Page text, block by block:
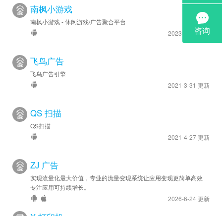
南枫小游戏
南枫小游戏 - 休闲游戏/广告聚合平台
2023-2-14 更新
飞鸟广告
飞鸟广告引擎
2021-3-31 更新
QS 扫描
QS扫描
2021-4-27 更新
ZJ 广告
实现流量化最大价值，专业的流量变现系统让应用变现更简单高效
专注应用可持续增长。
2026-6-24 更新